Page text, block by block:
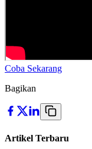
Coba Sekarang
Bagikan
Artikel Terbaru